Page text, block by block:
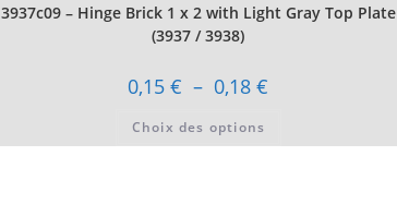
3937c09 – Hinge Brick 1 x 2 with Light Gray Top Plate
(3937 / 3938)
0,15€ – 0,18€
à
Choix des options
a